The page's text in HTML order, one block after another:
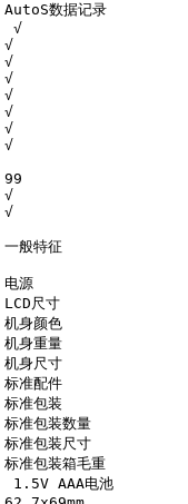
AutoS数据记录
√
√
√
√
√
√
√
√
99
√
√
一般特征
电源
LCD尺寸
机身颜色
机身重量
机身尺寸
标准配件
标准包装
标准包装数量
标准包装尺寸
标准包装箱毛重